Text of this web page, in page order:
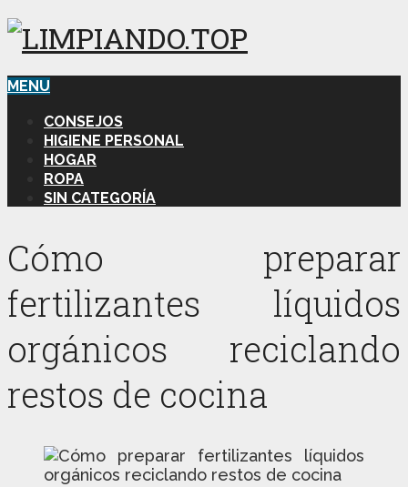
MENU
CONSEJOS
HIGIENE PERSONAL
HOGAR
ROPA
SIN CATEGORÍA
Cómo preparar
fertilizantes líquidos
orgánicos reciclando
restos de cocina